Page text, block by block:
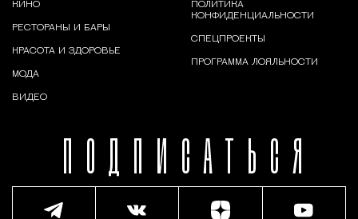
ПОДПИСАТЬСЯ
КИНО
РЕСТОРАНЫ И БАРЫ
КРАСОТА И ЗДОРОВЬЕ
МОДА
ВИДЕО
ПОЛИТИКА
КОНФИДЕНЦИАЛЬНОСТИ
СПЕЦПРОЕКТЫ
ПРОГРАММА ЛОЯЛЬНОСТИ